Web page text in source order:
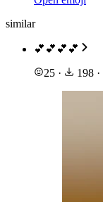
similar
💕💕💕💕
25 · 198 ·